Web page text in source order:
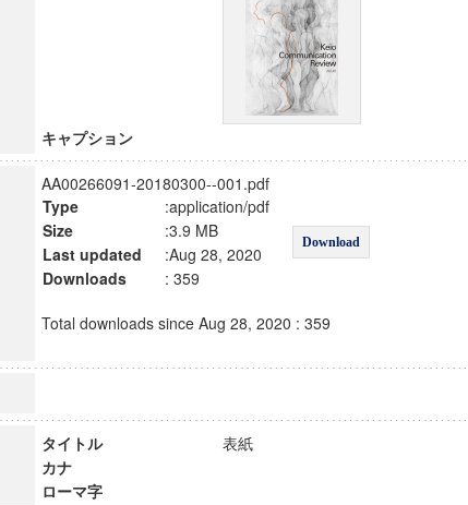
キャプション
AA00266091-20180300--001.pdf
Type
:application/pdf
Download
Size
:3.9 MB
Last updated
:Aug 28, 2020
Downloads
: 359
Total downloads since Aug 28, 2020 : 359
タイトル
表紙
カナ
ローマ字